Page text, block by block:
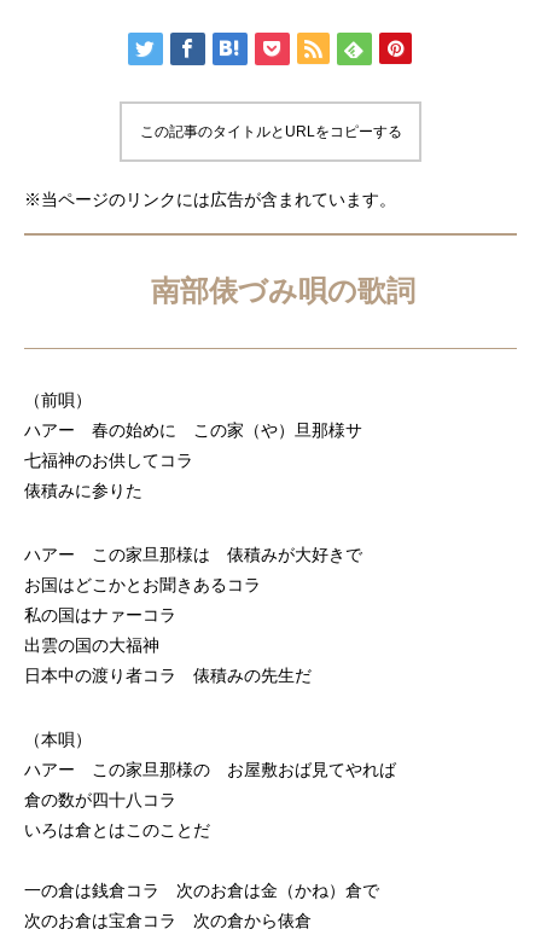
この記事のタイトルとURLをコピーする
※当ページのリンクには広告が含まれています。
南部俵づみ唄の歌詞
（前唄）
ハアー 春の始めに この家（や）旦那様サ
七福神のお供してコラ
俵積みに参りた
ハアー この家旦那様は 俵積みが大好きで
お国はどこかとお聞きあるコラ
私の国はナァーコラ
出雲の国の大福神
日本中の渡り者コラ 俵積みの先生だ
（本唄）
ハアー この家旦那様の お屋敷おば見てやれば
倉の数が四十八コラ
いろは倉とはこのことだ
一の倉は銭倉コラ 次のお倉は金（かね）倉で
次のお倉は宝倉コラ 次の倉から俵倉